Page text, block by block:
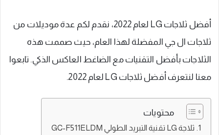
أفضل ثلاجات LG لعام 2022، نقدم لكم عدة موديلات من
ثلاجات ال جي المفضلة لهذا العام، حيث صممت هذه
الثلاجات بأفضل التقنيات مع الضاغط العاكس الذكي. تابعوا
معنا لنتعرف أفضل ثلاجات LG لعام 2022.
محتويات
ثلاجة LG تقنية التبريد الطولي GC-F511ELDM